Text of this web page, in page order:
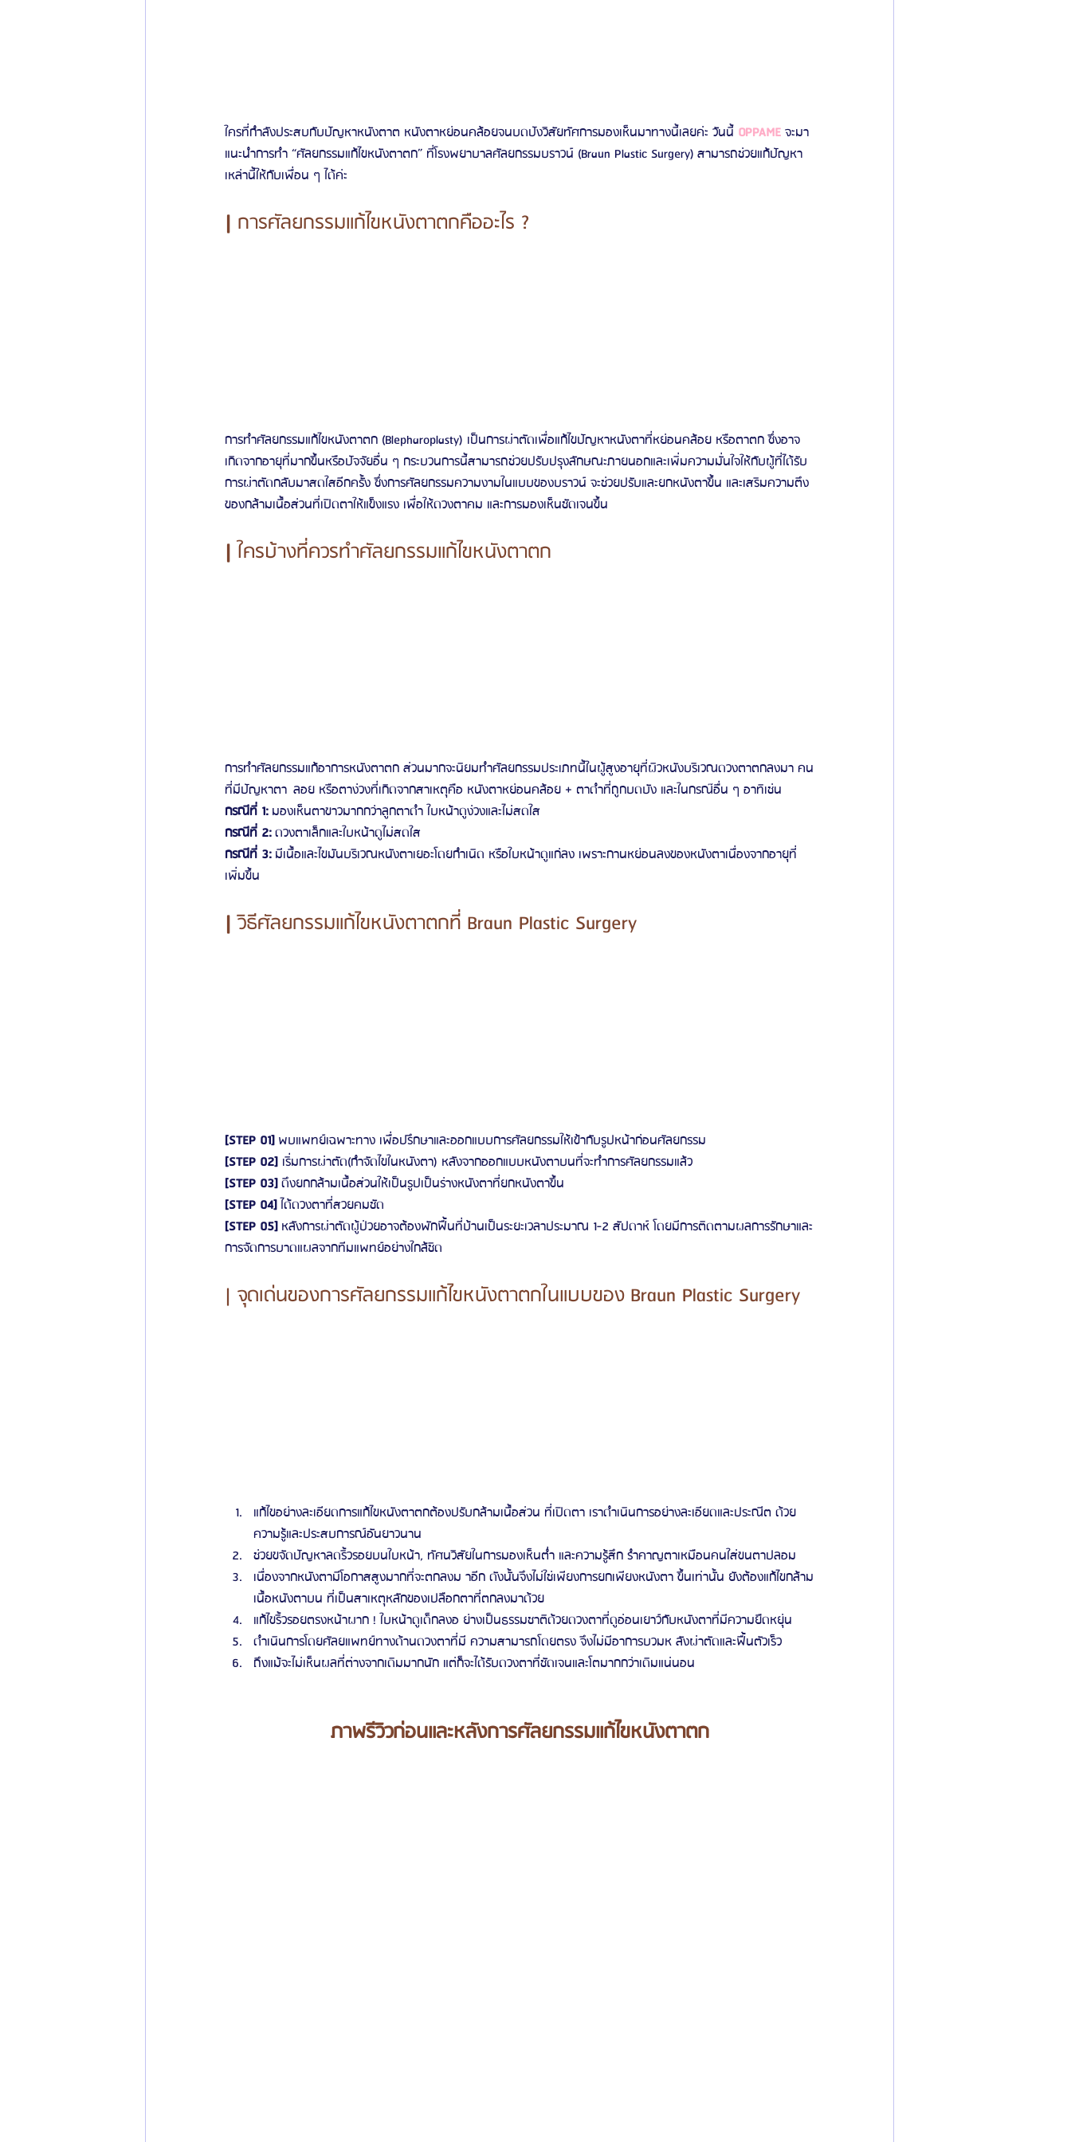
ใครที่กำลังประสบกับปัญหาหนังตาต หนังตาหย่อนคล้อยจนบดปังวิสัยทัศการมองเห็นมาทางนี้เลยค่ะ วันนี้ OPPAME จะมา
แนะนำการทำ “ศัลยกรรมแก้ไขหนังตาตก” ที่โรงพยาบาลศัลยกรรมบราวน์ (Braun Plastic Surgery) สามารถช่วยแก้ปัญหา
เหล่านี้ให้กับเพื่อน ๆ ได้ค่ะ
| การศัลยกรรมแก้ไขหนังตาตกคืออะไร ?
การทำศัลยกรรมแก้ไขหนังตาตก (Blepharoplasty) เป็นการผ่าตัดเพื่อแก้ไขปัญหาหนังตาที่หย่อนคล้อย หรือตาตก ซึ่งอาจ
เกิดจากอายุที่มากขึ้นหรือปัจจัยอื่น ๆ กระบวนการนี้สามารถช่วยปรับปรุงลักษณะภายนอกและเพิ่มความมั่นใจให้กับผู้ที่ได้รับ
การผ่าตัดกลับมาสดใสอีกครั้ง ซึ่งการศัลยกรรมความงามในแบบของบราวน์ จะช่วยปรับและยกหนังตาขึ้น และเสริมความตึง
ของกล้ามเนื้อส่วนที่เปิดตาให้แข็งแรง เพื่อให้ดวงตาคม และการมองเห็นชัดเจนขึ้น
| ใครบ้างที่ควรทำศัลยกรรมแก้ไขหนังตาตก
การทำศัลยกรรมแก้อาการหนังตาตก ส่วนมากจะนิยมทำศัลยกรรมประเภทนี้ในผู้สูงอายุที่ผิวหนังบริเวณดวงตาตกลงมา คน
ที่มีปัญหาตา  ลอย หรือตาง่วงที่เกิดจากสาเหตุคือ หนังตาหย่อนคล้อย + ตาดำที่ถูกบดบัง และในกรณ๊อื่น ๆ อาทิเช่น
กรณีที่ 1: มองเห็นตาขาวมากกว่าลูกตาดำ ใบหน้าดูง่วงและไม่สดใส
กรณีที่ 2: ดวงตาเล็กและใบหน้าดูไม่สดใส
กรณีที่ 3: มีเนื้อและไขมันบริเวณหนังตาเยอะโดยกำเนิด หรือใบหน้าดูแก่ลง เพราะกานหย่อนลงของหนังตาเนื่องจากอายุที่
เพิ่มขึ้น
| วิธีศัลยกรรมแก้ไขหนังตาตกที่ Braun Plastic Surgery
[STEP 01] พบแพทย์เฉพาะทาง เพื่อปรึกษาและออกแบบการศัลยกรรมให้เข้ากับรูปหน้าก่อนศัลยกรรม
[STEP 02] เริ่มการผ่าตัด(กำจัดไขในหนังตา) หลังจากออกแบบหนังตาบนที่จะทำการศัลยกรรมแล้ว
[STEP 03] ดึงยกกล้ามเนื้อส่วนให้เป็นรูปเป็นร่างหนังตาที่ยกหนังตาขึ้น
[STEP 04] ได้ดวงตาที่สวยคมชัด
[STEP 05] หลังการผ่าตัดผู้ป่วยอาจต้องพักฟื้นที่บ้านเป็นระยะเวลาประมาณ 1-2 สัปดาห์ โดยมีการติดตามผลการรักษาและ
การจัดการบาดแผลจากทีมแพทย์อย่างใกล้ชิด
| จุดเด่นของการศัลยกรรมแก้ไขหนังตาตกในแบบของ Braun Plastic Surgery
แก้ไขอย่างละเอียดการแก้ไขหนังตาตกต้องปรับกล้ามเนื้อส่วน ที่เปิดตา เราดำเนินการอย่างละเอียดและประณีต ด้วย
ความรู้และประสบการณ์อันยาวนาน
ช่วยขจัดปัญหาลดริ้วรอยบนใบหน้า, ทัศนวิสัยในการมองเห็นต่ำ และความรู้สึก รำคาญตาเหมือนคนใส่ขนตาปลอม
เนื่องจากหนังตามีโอกาสสูงมากที่จะตกลงม าอีก ดังนั้นจึงไม่ใช่เพียงการยกเพียงหนังตา ขึ้นเท่านั้น ยังต้องแก้ไขกล้าม
เนื้อหนังตาบน ที่เป็นสาเหตุหลักของเปลือกตาที่ตกลงมาด้วย
แก้ไขริ้วรอยตรงหน้าผาก ! ใบหน้าดูเด็กลงอ ย่างเป็นธรรมชาติด้วยดวงตาที่ดูอ่อนเยาว์กับหนังตาที่มีความยืดหยุ่น
ดำเนินการโดยศัลยแพทย์ทางด้านดวงตาที่มี ความสามารถโดยตรง จึงไม่มีอาการบวมห ลังผ่าตัดและฟื้นตัวเร็ว
ถึงแม้จะไม่เห็นผลที่ต่างจากเดิมมากนัก แต่ก็จะได้รับดวงตาที่ชัดเจนและโตมากกว่าเดิมแน่นอน
ภาพรีวิวก่อนและหลังการศัลยกรรมแก้ไขหนังตาตก